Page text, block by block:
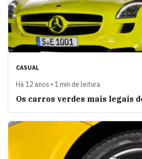
CASUAL
Há 12 anos • 1 min de leitura
Os carros verdes mais legais